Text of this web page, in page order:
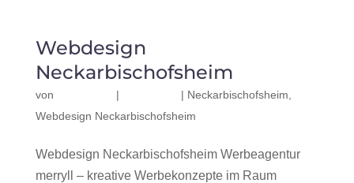
Webdesign
Neckarbischofsheim
von | | Neckarbischofsheim
Webdesign Neckarbischofsheim
Webdesign Neckarbischofsheim Werbeagentur
merryll – kreative Werbekonzepte im Raum